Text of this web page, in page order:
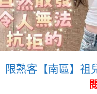
限熟客【南區】祖